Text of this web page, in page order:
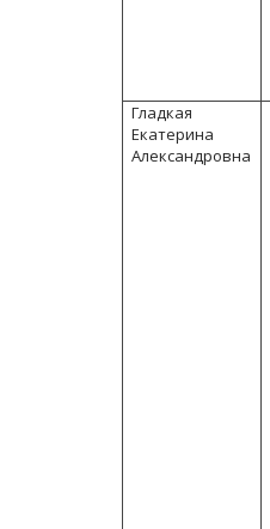
Гладкая
Екатерина
Александровна